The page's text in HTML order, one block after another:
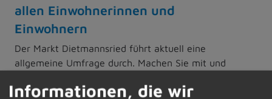
allen Einwohnerinnen und
Einwohnern
Der Markt Dietmannsried führt aktuell eine
allgemeine Umfrage durch. Machen Sie mit und
Informationen, die wir